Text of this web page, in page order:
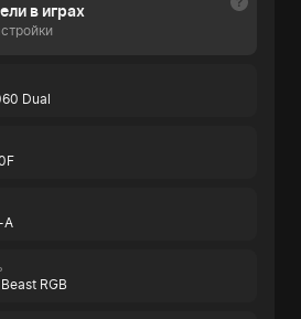
в играх
Dual
A
RGB